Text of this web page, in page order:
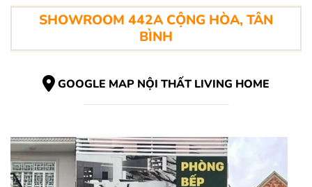
SHOWROOM 442A CỘNG HÒA, TÂN
BÌNH
GOOGLE MAP NỘI THẤT LIVING HOME